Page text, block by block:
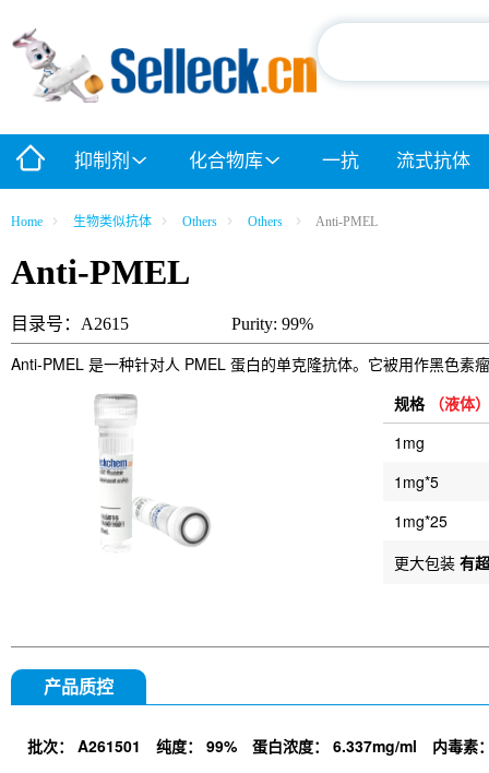
抑制剂 化合物库 一抗 流式抗体
Home 生物类似抗体 Others Others Anti-PMEL
Anti-PMEL
目录号：A2615 Purity: 99%
Anti-PMEL 是一种针对人 PMEL 蛋白的单克隆抗体。它被用作黑色素
规格 （液体）
1mg
1mg*5
1mg*25
更大包装 有
产品质控
批次： A261501 纯度： 99% 蛋白浓度： 6.337mg/ml 内毒素